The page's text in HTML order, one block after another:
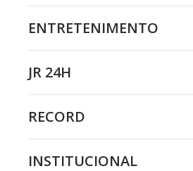
ENTRETENIMENTO
JR 24H
RECORD
INSTITUCIONAL